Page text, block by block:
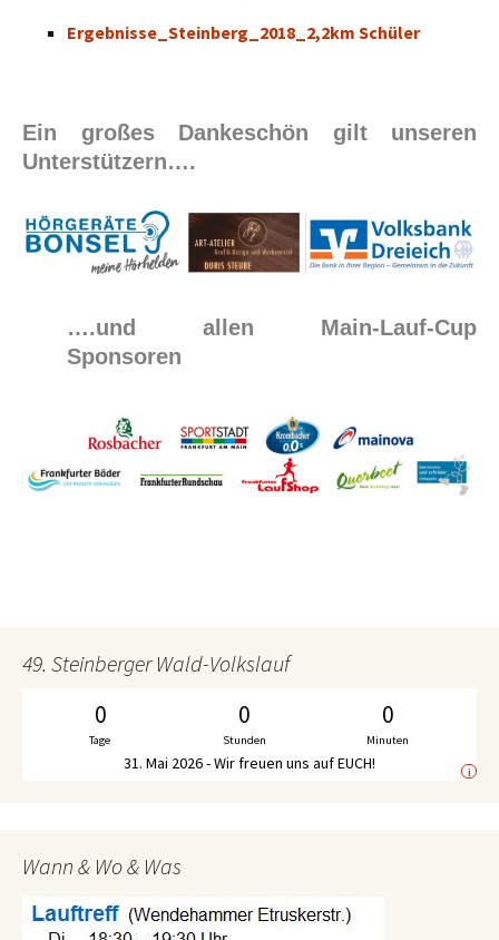
Ergebnisse_Steinberg_2018_2,2km Schüler
Ein großes Dankeschön gilt unseren
Unterstützern….
….und allen Main-Lauf-Cup
Sponsoren
49. Steinberger Wald-Volkslauf
0
Tage
0
Stunden
0
Minuten
31. Mai 2026 - Wir freuen uns auf EUCH! i
Wann & Wo & Was